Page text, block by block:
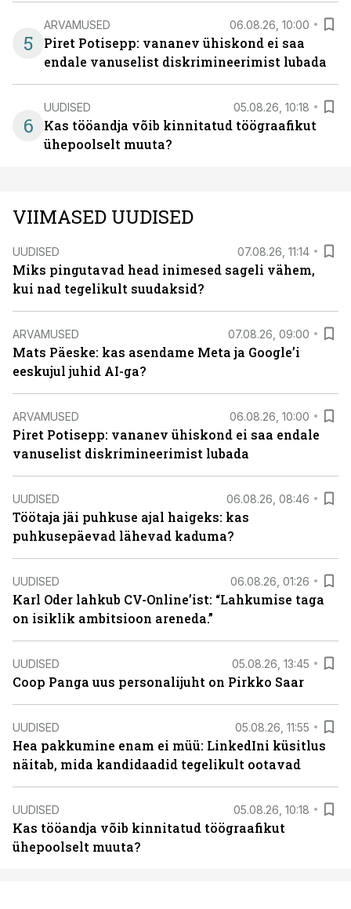
5
ARVAMUSED 06.08.26, 10:00
Piret Potisepp: vananev ühiskond ei saa
endale vanuselist diskrimineerimist lubada
6
UUDISED 05.08.26, 10:18
Kas tööandja võib kinnitatud töögraafikut
ühepoolselt muuta?
VIIMASED UUDISED
UUDISED 07.08.26, 11:14
Miks pingutavad head inimesed sageli vähem,
kui nad tegelikult suudaksid?
ARVAMUSED 07.08.26, 09:00
Mats Päeske: kas asendame Meta ja Google’i
eeskujul juhid AI-ga?
ARVAMUSED 06.08.26, 10:00
Piret Potisepp: vananev ühiskond ei saa endale
vanuselist diskrimineerimist lubada
UUDISED 06.08.26, 08:46
Töötaja jäi puhkuse ajal haigeks: kas
puhkusepäevad lähevad kaduma?
UUDISED 06.08.26, 01:26
Karl Oder lahkub CV-Online’ist: “Lahkumise taga
on isiklik ambitsioon areneda.”
UUDISED 05.08.26, 13:45
Coop Panga uus personalijuht on Pirkko Saar
UUDISED 05.08.26, 11:55
Hea pakkumine enam ei müü: LinkedIni küsitlus
näitab, mida kandidaadid tegelikult ootavad
UUDISED 05.08.26, 10:18
Kas tööandja võib kinnitatud töögraafikut
ühepoolselt muuta?